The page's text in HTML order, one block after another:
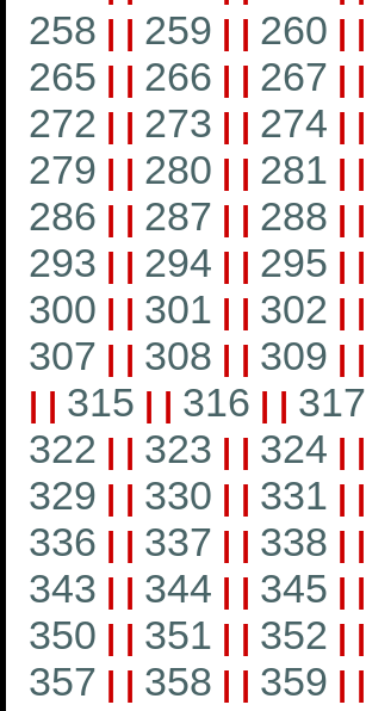
258 | | 259 | | 260 | |
265 | | 266 | | 267 | |
272 | | 273 | | 274 | |
279 | | 280 | | 281 | |
286 | | 287 | | 288 | |
293 | | 294 | | 295 | |
300 | | 301 | | 302 | |
307 | | 308 | | 309 | |
| | 315 | | 316 | | 317
322 | | 323 | | 324 | |
329 | | 330 | | 331 | |
336 | | 337 | | 338 | |
343 | | 344 | | 345 | |
350 | | 351 | | 352 | |
357 | | 358 | | 359 | |